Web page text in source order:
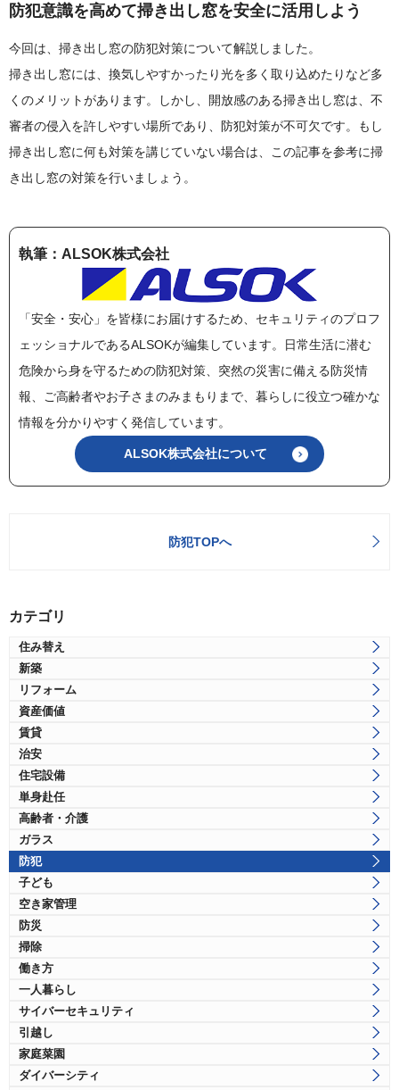
防犯意識を高めて掃き出し窓を安全に活用しよう
今回は、掃き出し窓の防犯対策について解説しました。
掃き出し窓には、換気しやすかったり光を多く取り込めたりなど多
くのメリットがあります。しかし、開放感のある掃き出し窓は、不
審者の侵入を許しやすい場所であり、防犯対策が不可欠です。もし
掃き出し窓に何も対策を講じていない場合は、この記事を参考に掃
き出し窓の対策を行いましょう。
執筆：ALSOK株式会社
「安全・安心」を皆様にお届けするため、セキュリティのプロフ
ェッショナルであるALSOKが編集しています。日常生活に潜む
危険から身を守るための防犯対策、突然の災害に備える防災情
報、ご高齢者やお子さまのみまもりまで、暮らしに役立つ確かな
情報を分かりやすく発信しています。
ALSOK株式会社について
防犯TOPへ
カテゴリ
住み替え
新築
リフォーム
資産価値
賃貸
治安
住宅設備
単身赴任
高齢者・介護
ガラス
防犯
子ども
空き家管理
防災
掃除
働き方
一人暮らし
サイバーセキュリティ
引越し
家庭菜園
ダイバーシティ